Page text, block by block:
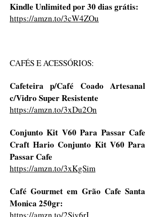
Kindle Unlimited por 30 dias grátis:
https://amzn.to/3cW4ZOu
CAFÉS E ACESSÓRIOS:
Cafeteira p/Café Coado Artesanal
c/Vidro Super Resistente
https://amzn.to/3xDu2On
Conjunto Kit V60 Para Passar Cafe
Craft Hario Conjunto Kit V60 Para
Passar Cafe
https://amzn.to/3xKgSim
Café Gourmet em Grão Cafe Santa
Monica 250gr: